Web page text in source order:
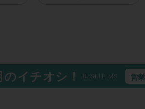
のイチオシ！ BEST ITEMS 営業